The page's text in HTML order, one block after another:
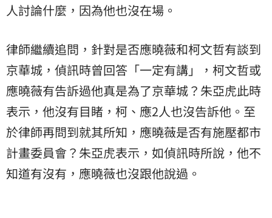
人討論什麼，因為他也沒在場。
律師繼續追問，針對是否應曉薇和柯文哲有談到
京華城，偵訊時曾回答「一定有講」，柯文哲或
應曉薇有告訴過他真是為了京華城？朱亞虎此時
表示，他沒有目睹，柯、應2人也沒告訴他。至
於律師再問到就其所知，應曉薇是否有施壓都市
計畫委員會？朱亞虎表示，如偵訊時所說，他不
知道有沒有，應曉薇也沒跟他說過。